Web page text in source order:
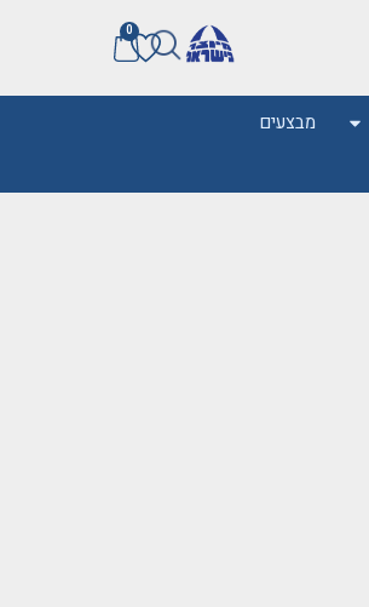
0
מבצעים